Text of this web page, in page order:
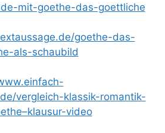
mit-goethe-das-goettliche
goethe-das-
als-schaubild
vergleich-klassik-romantik-
video